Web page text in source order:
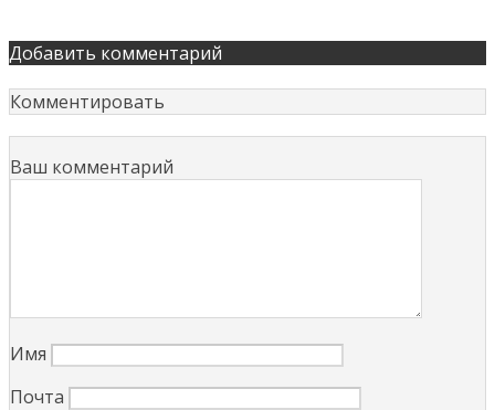
Добавить комментарий
Комментировать
Ваш комментарий
Имя
Почта